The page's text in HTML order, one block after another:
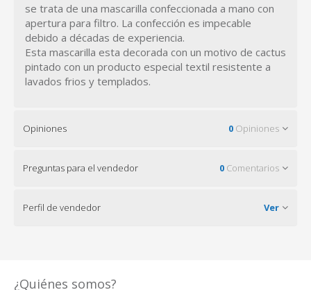
se trata de una mascarilla confeccionada a mano con
apertura para filtro. La confección es impecable
debido a décadas de experiencia.
Esta mascarilla esta decorada con un motivo de cactus
pintado con un producto especial textil resistente a
lavados frios y templados.
Opiniones 0 Opiniones
Preguntas para el vendedor 0 Comentarios
Perfil de vendedor Ver
¿Quiénes somos?